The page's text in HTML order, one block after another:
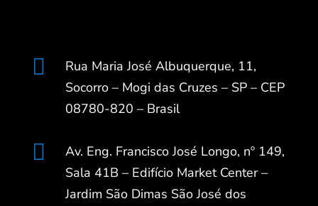

Rua Maria José Albuquerque, 11,
Socorro – Mogi das Cruzes – SP – CEP
08780-820 – Brasil

Av. Eng. Francisco José Longo, nº 149,
Sala 41B – Edifício Market Center –
Jardim São Dimas São José dos